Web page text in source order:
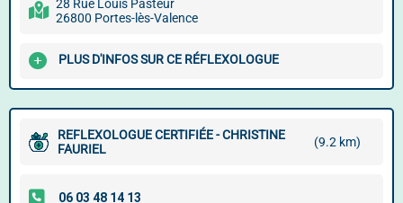
28 Rue Louis Pasteur
26800 Portes-lès-Valence
PLUS D'INFOS SUR CE RÉFLEXOLOGUE
REFLEXOLOGUE CERTIFIÉE - CHRISTINE
FAURIEL
(9.2 km)